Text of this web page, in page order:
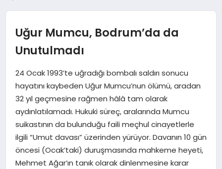
BODRUM BODRUM
SIYASET
MAGAZIN
KÖŞE YAZILARI
YAŞAM
Uğur Mumcu, Bodrum’da da
Unutulmadı
24 Ocak 1993’te uğradığı bombalı saldırı sonucu
hayatını kaybeden Uğur Mumcu’nun ölümü, aradan
32 yıl geçmesine rağmen hâlâ tam olarak
aydınlatılamadı. Hukuki süreç, aralarında Mumcu
suikastının da bulunduğu faili meçhul cinayetlerle
ilgili “Umut davası” üzerinden yürüyor. Davanın 10 gün
öncesi (Ocak’taki) duruşmasında mahkeme heyeti,
Mehmet Ağar’ın tanık olarak dinlenmesine karar